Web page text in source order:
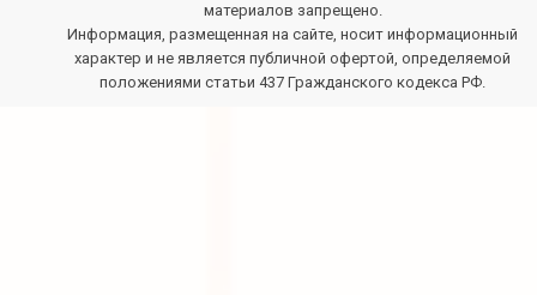
материалов запрещено.
Информация, размещенная на сайте, носит информационный
характер и не является публичной офертой, определяемой
положениями статьи 437 Гражданского кодекса РФ.